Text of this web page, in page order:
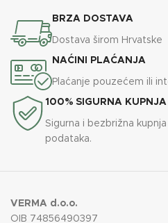
BRZA DOSTAVA
Dostava širom Hrvatske
NAĆINI PLAĆANJA
Plaćanje pouzećem ili
100% SIGURNA KUPNJA
Sigurna i bezbrižna
podataka.
VERMA d.o.o.
OIB 74856490397